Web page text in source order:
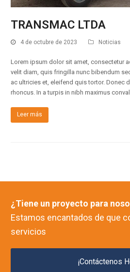
TRANSMAC LTDA
4 de octubre de 2023 Noticias
Lorem ipsum dolor sit amet, consectetur
velit diam, quis fringilla nunc bibendum
ac ultricies et, eleifend quis tortor. Donec
rhoncus. In a turpis in nibh maximus
Leer más
¿Tiene un proyecto para
Estamos encantados de que
servicios
¡Contáctenos